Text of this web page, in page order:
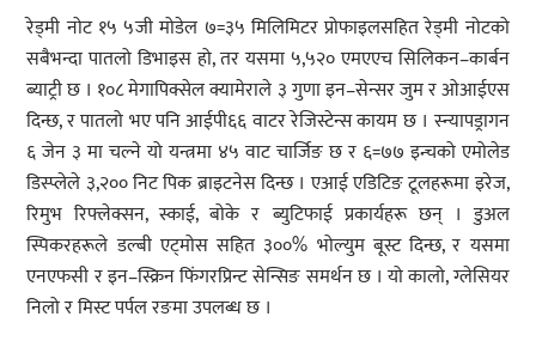
रेड्मी नोट १५ ५जी मोडेल ७=३५ मिलिमिटर प्रोफाइलसहित रेड्मी नोटको
सबैभन्दा पातलो डिभाइस हो, तर यसमा ५,५२० एमएएच सिलिकन–कार्बन
ब्याट्री छ । १०८ मेगापिक्सेल क्यामेराले ३ गुणा इन–सेन्सर जुम र ओआईएस
दिन्छ, र पातलो भए पनि आईपी६६ वाटर रेजिस्टेन्स कायम छ । स्न्यापड्रागन
६ जेन ३ मा चल्ने यो यन्त्रमा ४५ वाट चार्जिङ छ र ६=७७ इन्चको एमोलेड
डिस्प्लेले ३,२०० निट पिक ब्राइटनेस दिन्छ । एआई एडिटिङ टूलहरूमा इरेज,
रिमुभ रिफ्लेक्सन, स्काई, बोके र ब्युटिफाई प्रकार्यहरू छन् । डुअल
स्पिकरहरूले डल्बी एट्मोस सहित ३००% भोल्युम बूस्ट दिन्छ, र यसमा
एनएफसी र इन–स्क्रिन फिंगरप्रिन्ट सेन्सिङ समर्थन छ । यो कालो, ग्लेसियर
निलो र मिस्ट पर्पल रङमा उपलब्ध छ ।